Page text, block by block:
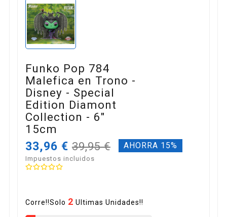
Funko Pop 784
Malefica en Trono -
Disney - Special
Edition Diamont
Collection - 6"
15cm
33,96 € 39,95 € AHORRA 15%
Impuestos incluidos
Corre!!Solo 2 Ultimas Unidades!!